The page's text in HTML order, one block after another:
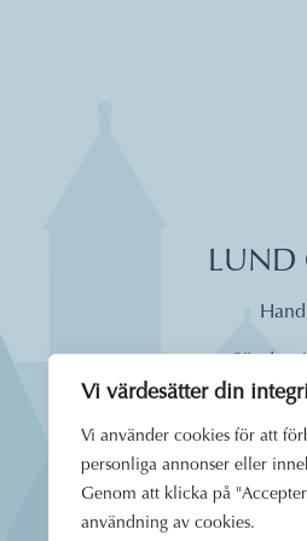
Vi värdesätter din
Vi använder cookies för att
personliga annonser eller
Genom att klicka på
användning av cookies.
LUND
Äta
Dagens